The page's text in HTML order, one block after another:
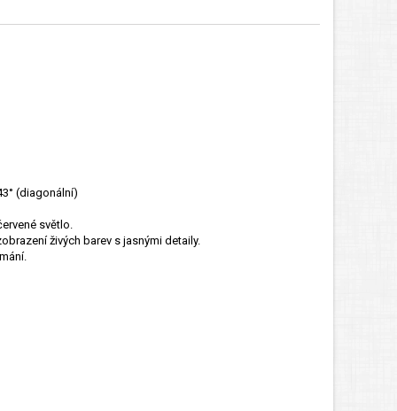
(diagonální)
světlo.
živých barev s jasnými detaily.